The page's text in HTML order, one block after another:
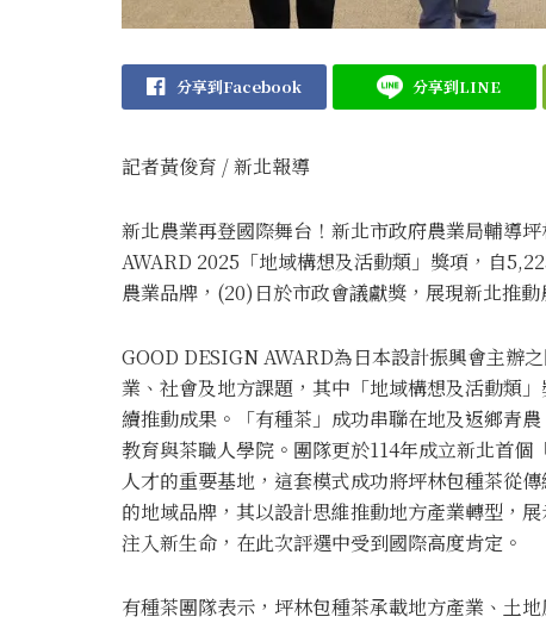
分享到Facebook 分享到LINE
記者黃俊育 / 新北報導
新北農業再登國際舞台！新北市政府農業局輔導
AWARD 2025「地域構想及活動類」獎項，自
農業品牌，(20)日於市政會議獻獎，展現新北推
GOOD DESIGN AWARD為日本設計振興會主辦
業、社會及地方課題，其中「地域構想及活動類
續推動成果。「有種茶」成功串聯在地及返鄉青
教育與茶職人學院。團隊更於114年成立新北首
人才的重要基地，這套模式成功將坪林包種茶從
的地域品牌，其以設計思維推動地方產業轉型，
注入新生命，在此次評選中受到國際高度肯定。
有種茶團隊表示，坪林包種茶承載地方產業、土